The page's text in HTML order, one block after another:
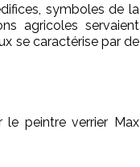
symboles de la
agricoles servaient
se caractérise par de
le peintre verrier Max